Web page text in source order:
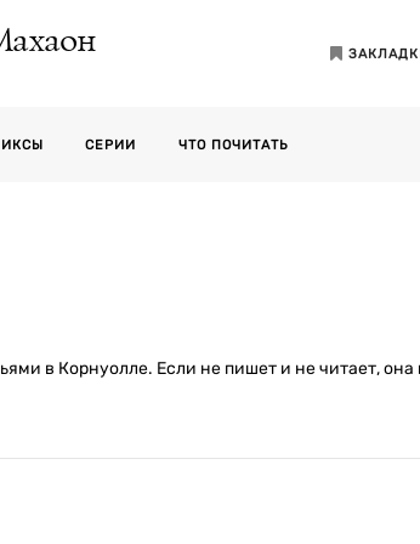
СЕРИИ ЧТО ПОЧИТАТЬ
в Корнуолле. Если не пишет и не читает, она